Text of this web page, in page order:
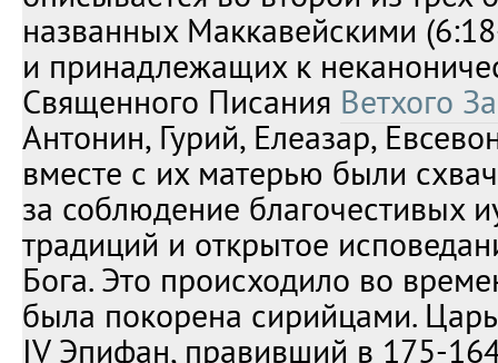
названных Маккавейскими
и принадлежащих к
Священного Писания Ветхого
Антонин, Гурий, Елеазар,
вместе с их матерью были
за соблюдение благочестивых
традиций и открытое
Бога. Это происходило во
была покорена сирийцами.
IV Эпифан, правивший в 175-